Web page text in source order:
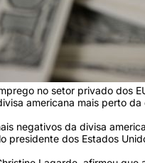
no setor privado dos
americana mais perto
negativos da divisa
presidente dos Estados